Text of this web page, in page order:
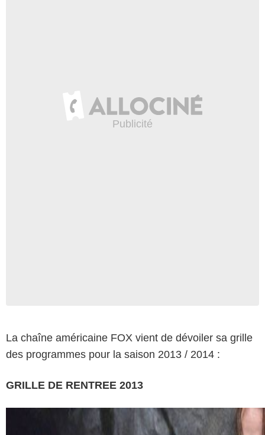
La chaîne américaine FOX vient de dévoiler sa grille
des programmes pour la saison 2013 / 2014 :
GRILLE DE RENTREE 2013